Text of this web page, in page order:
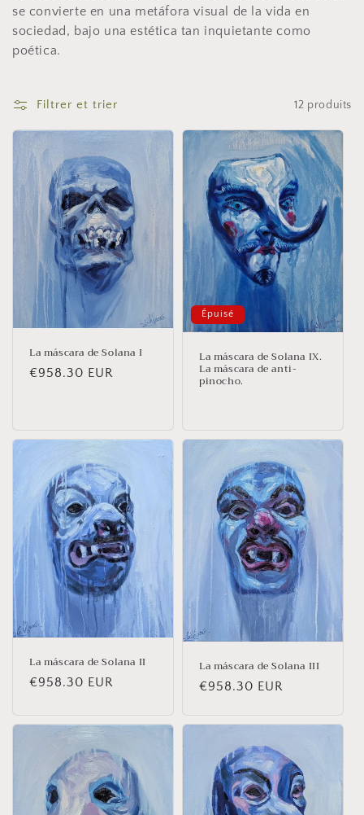
se convierte en una metáfora visual de la vida en
sociedad, bajo una estética tan inquietante como
poética.
Filtrer et trier 12 produits
La máscara de Solana I
Prix
€958.30 EUR
Épuisé
La máscara de Solana IX.
La máscara de anti-
pinocho.
La máscara de Solana II
Prix
€958.30 EUR
La máscara de Solana III
Prix
€958.30 EUR